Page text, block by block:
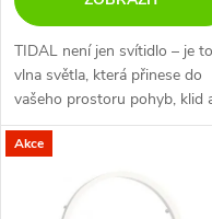
u
k
t
u
k
t
TIDAL není jen svítidlo – je to
vlna světla, která přinese do
vašeho prostoru pohyb, klid
estetickou harmonii.
Akce